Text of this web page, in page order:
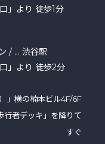
」より 徒歩1分
/ … 渋谷駅
」より 徒歩2分
」横の楠本ビル4F/6F
者デッキ」を降りて
すぐ